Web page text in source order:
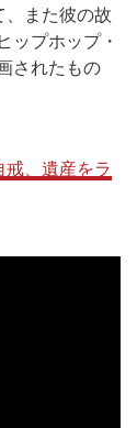
また彼の故
ップホップ・
されたもの
、遺産をラ